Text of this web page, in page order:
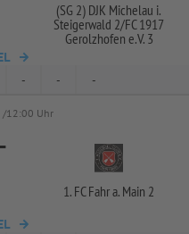
(SG 2) DJK Michelau i.
Steigerwald 2/FC 1917
Gerolzhofen e.V. 3
- - -
/12:00 Uhr
1. FC Fahr a. Main 2